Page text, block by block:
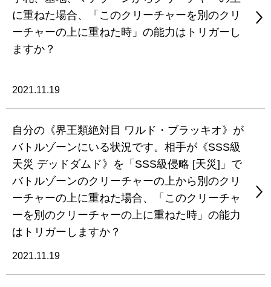
に重ねた場合、「このクリーチャーを別のクリ
ーチャーの上に重ねた時」の能力はトリガーし
ますか？
2021.11.19
自分の《界王類絶対目 ワルド・ブラッキオ》が
バトルゾーンにいる状況です。相手が《SSS級
天災 デッドダムド》を「SSS級侵略 [天災]」で
バトルゾーンのクリーチャーの上から別のクリ
ーチャーの上に重ねた場合、「このクリーチャ
ーを別のクリーチャーの上に重ねた時」の能力
はトリガーしますか？
2021.11.19